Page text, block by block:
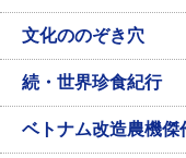
文化ののぞき穴
続・世界珍食紀行
ベトナム改造農機傑